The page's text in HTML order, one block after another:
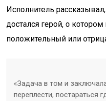
Исполнитель
достался герой, о котором
положительный или
«Задача в том и
переплести, постараться